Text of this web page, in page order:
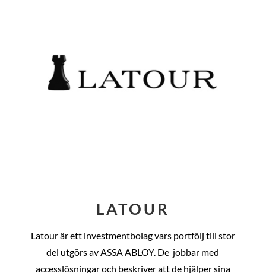
LATOUR
Latour är ett investmentbolag vars portfölj till stor
del utgörs av ASSA ABLOY. De jobbar med
accesslösningar och beskriver att de hjälper sina